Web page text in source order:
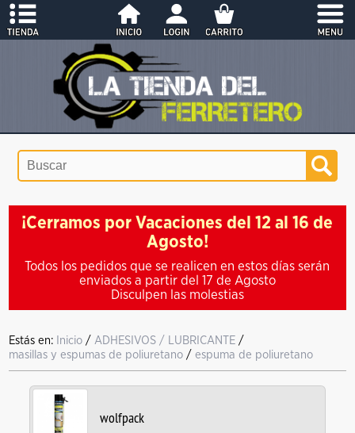
¡Cerramos por Vacaciones del 12 al 16 de
Agosto!
Todos los pedidos que se realicen en estos días serán
enviados a partir del 17 de Agosto
Disculpen las molestias
Estás en: Inicio / ADHESIVOS / LUBRICANTE /
masillas y espumas de poliuretano /espuma de poliuretano
wolfpack